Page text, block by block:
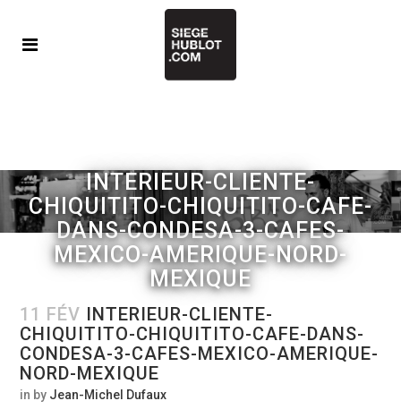
INTERIEUR-CLIENTE-
CHIQUITITO-CHIQUITITO-CAFE-
DANS-CONDESA-3-CAFES-
MEXICO-AMERIQUE-NORD-
MEXIQUE
11 FÉV INTERIEUR-CLIENTE-
CHIQUITITO-CHIQUITITO-CAFE-DANS-
CONDESA-3-CAFES-MEXICO-AMERIQUE-
NORD-MEXIQUE
in by Jean-Michel Dufaux